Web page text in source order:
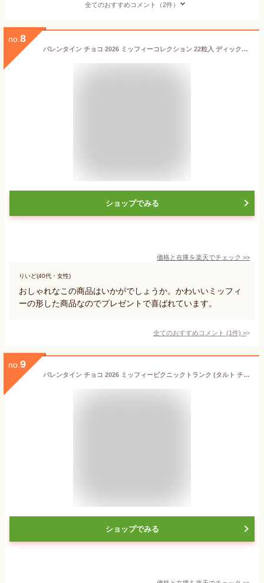
全てのおすすめコメント（2件）
no. 8
バレンタイン チョコ 2026 ミッフィーコレクション 22粒入 ディック・ブルーナ by モロゾフ ミッフィー バレンタイン 2026 チョコレート ギフト ミッフィー 本命 バレンタイン 2026 miffy かわいい チョコレート 友チョコ 小学生
ショップでみる
価格と在庫を楽天でチェック >>
りいど(40代・女性)
おしゃれなこの商品はいかがでしょうか。かわいいミッフィ
ーの形した商品なのでプレゼントで喜ばれています。
全てのおすすめコメント (1件) >
no. 9
バレンタイン チョコ 2026 ミッフィーピクニックトランク (タルト チョコレート 10粒入) ディック・ブルーナ by モロゾフ ミッフィー バレンタイン 2026 チョコレート ギフト ミッフィー 本命 バレンタイン 2026 miffy かわいい チョコレート 友チョコ 小学生
ショップでみる